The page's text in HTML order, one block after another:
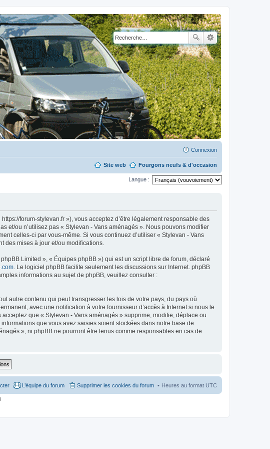
Connexion
Fourgons neufs & d'occasion
Site web
Langue :
forum-stylevan.fr »), vous acceptez d’être légalement responsable des
et/ou n’utilisez pas « Stylevan - Vans aménagés ». Nous pouvons modifier
celles-ci par vous-même. Si vous continuez d’utiliser « Stylevan - Vans
des mises à jour et/ou modifications.
Limited », « Équipes phpBB ») qui est un script libre de forum, déclaré
. Le logiciel phpBB facilite seulement les discussions sur Internet. phpBB
informations au sujet de phpBB, veuillez consulter :
autre contenu qui peut transgresser les lois de votre pays, du pays où
avec une notification à votre fournisseur d’accès à Internet si nous le
que « Stylevan - Vans aménagés » supprime, modifie, déplace ou
que vous avez saisies soient stockées dans notre base de
», ni phpBB ne pourront être tenus comme responsables en cas de
Heures au format UTC
Supprimer les cookies du forum
L’équipe du forum